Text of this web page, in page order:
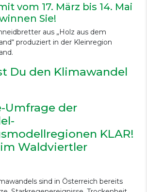
vom 17. März bis 14. Mai
Sie!
aus „Holz aus dem
produziert in der Kleinregion
Du den Klimawandel
Umfrage der
KLAR!
im Waldviertler
sind in Österreich bereits